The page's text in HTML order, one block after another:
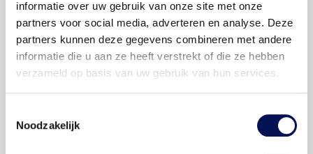
informatie over uw gebruik van onze site met onze
partners voor social media, adverteren en analyse. Deze
partners kunnen deze gegevens combineren met andere
informatie die u aan ze heeft verstrekt of die ze hebben
verzameld op basis van uw gebruik van hun services.
Noodzakelijk
Bent u voor uw rioleringsproblemen op zoek naar en ervaren
verschillende oplossingen met betrekking tot onderhoud en
reparatie van de riolering. Is uw toilet verstopt of loopt het
water in uw bad niet goed weg? De Zeeuw helpt u graag